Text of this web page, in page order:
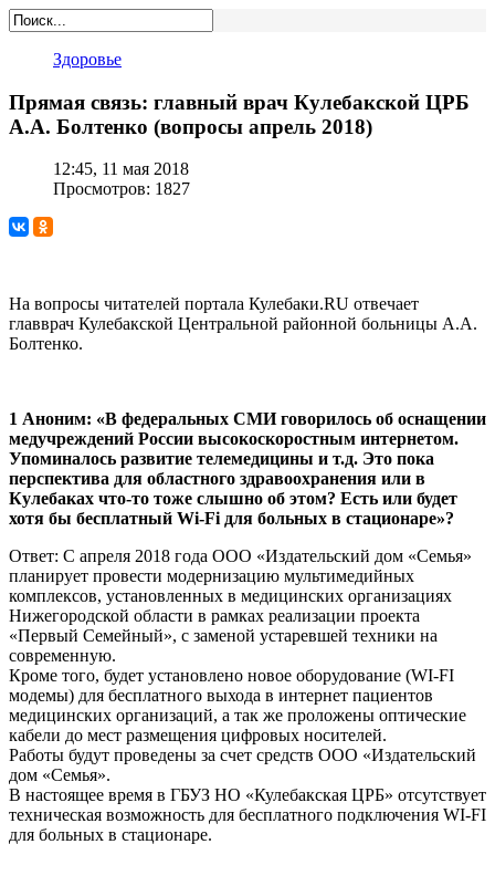
Здоровье
Прямая связь: главный врач Кулебакской ЦРБ
А.А. Болтенко (вопросы апрель 2018)
12:45, 11 мая 2018
Просмотров: 1827
На вопросы читателей портала Кулебаки.RU отвечает
главврач Кулебакской Центральной районной больницы А.А.
Болтенко.
1 Аноним: «В федеральных СМИ говорилось об оснащении
медучреждений России высокоскоростным интернетом.
Упоминалось развитие телемедицины и т.д. Это пока
перспектива для областного здравоохранения или в
Кулебаках что-то тоже слышно об этом? Есть или будет
хотя бы бесплатный Wi-Fi для больных в стационаре»?
Ответ: С апреля 2018 года ООО «Издательский дом «Семья»
планирует провести модернизацию мультимедийных
комплексов, установленных в медицинских организациях
Нижегородской области в рамках реализации проекта
«Первый Семейный», с заменой устаревшей техники на
современную.
Кроме того, будет установлено новое оборудование (WI-FI
модемы) для бесплатного выхода в интернет пациентов
медицинских организаций, а так же проложены оптические
кабели до мест размещения цифровых носителей.
Работы будут проведены за счет средств ООО «Издательский
дом «Семья».
В настоящее время в ГБУЗ НО «Кулебакская ЦРБ» отсутствует
техническая возможность для бесплатного подключения WI-FI
для больных в стационаре.